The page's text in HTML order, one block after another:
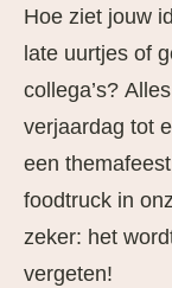
Hoe ziet jouw
late uurtjes of
collega’s?
verjaardag tot
een
foodtruck in
zeker: het
vergeten!